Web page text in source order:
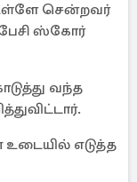
உள்ளே சென்றவர்
ஸ்கோர்
வந்த
எடுத்த